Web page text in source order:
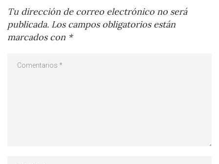
Tu dirección de correo electrónico no será
publicada. Los campos obligatorios están
marcados con *